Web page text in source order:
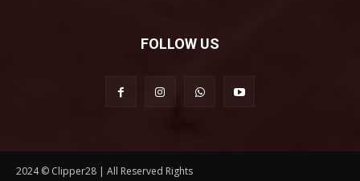
FOLLOW US
2024 © Clipper28 | All Reserved Rights